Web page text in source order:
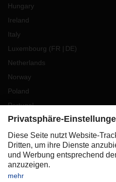
Hungary
Ireland
Italy
Luxembourg (FR DE)
Netherlands
Norway
Poland
Portugal
Romania
Slovakia
Spain
Sweden
Switzerland